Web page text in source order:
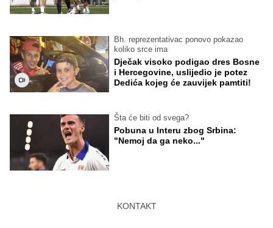
Bh. reprezentativac ponovo pokazao
koliko srce ima
Dječak visoko podigao dres Bosne
i Hercegovine, uslijedio je potez
Dedića kojeg će zauvijek pamtiti!
Šta će biti od svega?
Pobuna u Interu zbog Srbina:
"Nemoj da ga neko..."
KONTAKT